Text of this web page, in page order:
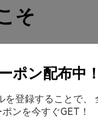
そ
ポン配布中！
を登録することで、
ンを今すぐGET！